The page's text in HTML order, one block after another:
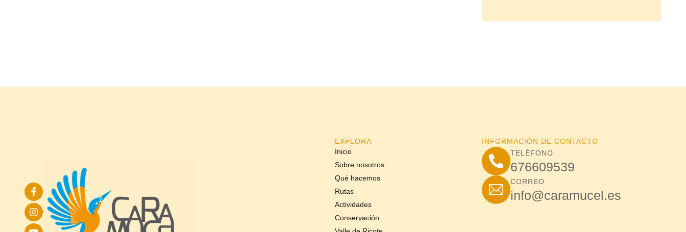
EXPLORA
Inicio
Sobre nosotros
Qué hacemos
Rutas
Actividades
Conservación
INFORMACIÓN DE CONTACTO
TELÉFONO
676609539
CORREO
info@caramucel.es